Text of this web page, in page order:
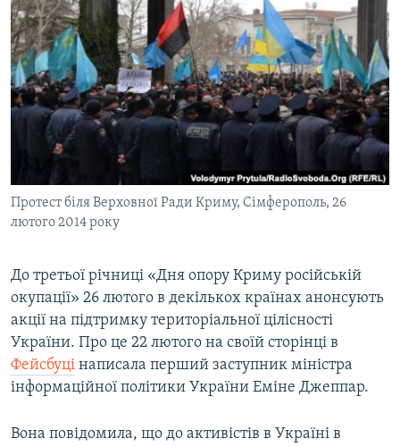
ВСЕ ЗА ДЕНЬ
СПЕЦПРОЕКТИ
ДЕПОРТАЦІЯ
ВІДЕОУРОКИ «ELIFBE»
СВІДЧЕННЯ ОКУПАЦІЇ
УКРАЇНСЬКА ПРОБЛЕМА КРИМУ
ІНФОГРАФІКА
ЯК ОБІЙТИ БЛОКУВАННЯ
Русский
Qırımtatar
ДОЛУЧАЙСЯ!
Усі сайти RFE/RL
Протест біля Верховної Ради Криму, Сімферополь, 26
лютого 2014 року
До третьої річниці «Дня опору Криму російській
окупації» 26 лютого в декількох країнах анонсують
акції на підтримку територіальної цілісності
України. Про це 22 лютого на своїй сторінці в
Фейсбуці написала перший заступник міністра
інформаційної політики України Еміне Джеппар.
Вона повідомила, що до активістів в Україні в